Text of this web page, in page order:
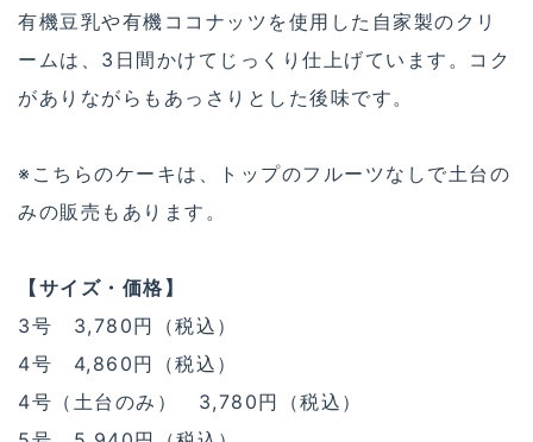
有機豆乳や有機ココナッツを使用した自家製のクリ
ームは、3日間かけてじっくり仕上げています。コク
がありながらもあっさりとした後味です。
※こちらのケーキは、トップのフルーツなしで土台の
みの販売もあります。
【サイズ・価格】
3号 3,780円（税込）
4号 4,860円（税込）
4号（土台のみ） 3,780円（税込）